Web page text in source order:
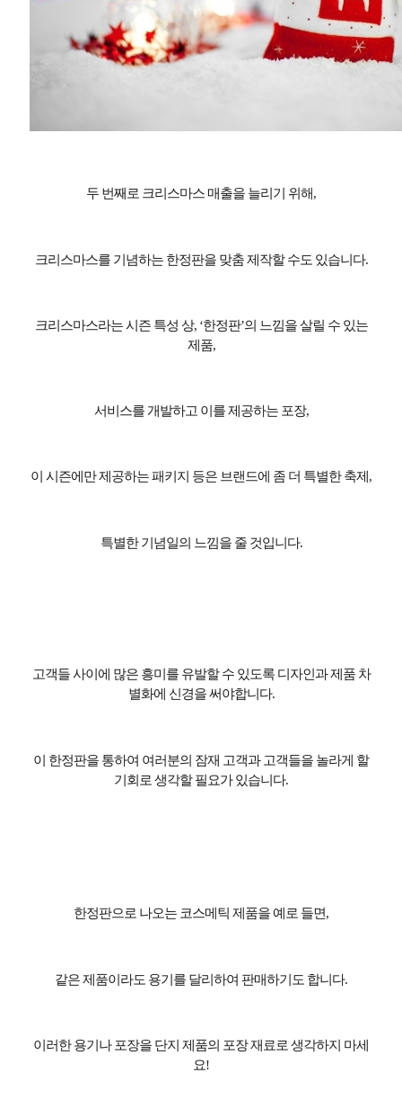
두 번째로 크리스마스 매출을 늘리기 위해,
크리스마스를 기념하는 한정판을 맞춤 제작할 수도 있습니다.
크리스마스라는 시즌 특성 상, ‘한정판’의 느낌을 살릴 수 있는
제품,
서비스를 개발하고 이를 제공하는 포장,
이 시즌에만 제공하는 패키지 등은 브랜드에 좀 더 특별한 축제 ,
특별한 기념일의 느낌을 줄 것입니다.
고객들 사이에 많은 흥미를 유발할 수 있도록 디자인과 제품 차
별화에 신경을 써야합니다.
이 한정판을 통하여 여러분의 잠재 고객과 고객들을 놀라게 할
기회로 생각할 필요가 있습니다.
한정판으로 나오는 코스메틱 제품을 예로 들면,
같은 제품이라도 용기를 달리하여 판매하기도 합니다.
이러한 용기나 포장을 단지 제품의 포장 재료로 생각하지 마세
요!